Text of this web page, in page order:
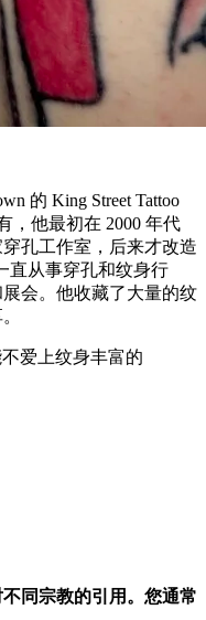
的 King Street Tattoo
，他最初在 2000 年代
孔工作室，后来才改造
直从事穿孔和纹身行
会。他收藏了大量的纹
爱上纹身丰富的
同宗教的引用。您通常